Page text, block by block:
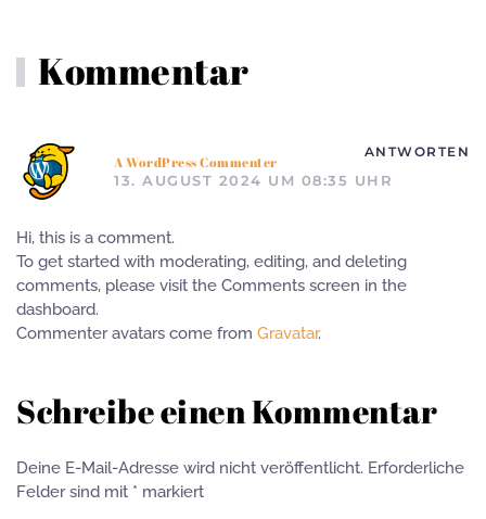
Kommentar
A WordPress Commenter
13. AUGUST 2024 UM 08:35 UHR
ANTWORTEN
Hi, this is a comment.
To get started with moderating, editing, and deleting
comments, please visit the Comments screen in the
dashboard.
Commenter avatars come from Gravatar.
Schreibe einen Kommentar
Deine E-Mail-Adresse wird nicht veröffentlicht. Erforderliche
Felder sind mit * markiert